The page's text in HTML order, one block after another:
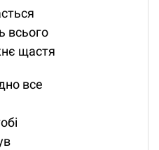
всього
щастя
все